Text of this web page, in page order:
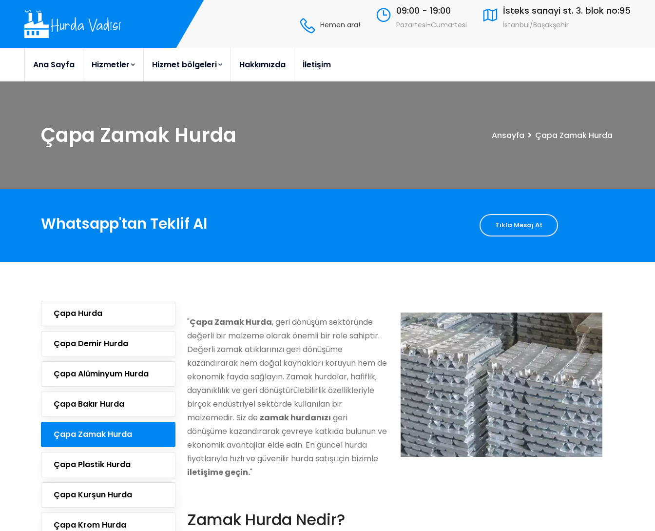
Hemen ara!
09:00 - 19:00
Pazartesi-Cumartesi
İsteks sanayi st. 3. blok no:95
İstanbul/Başakşehir
Ana Sayfa Hizmetler Hizmet bölgeleri Hakkımızda İletişim
Çapa Zamak Hurda Ansayfa Çapa Zamak Hurda
Whatsapp'tan Teklif Al Tıkla Mesaj At
Çapa Hurda
Çapa Demir Hurda
Çapa Alüminyum Hurda
Çapa Bakır Hurda
Çapa Zamak Hurda
Çapa Plastik Hurda
Çapa Kurşun Hurda
Çapa Krom Hurda
"Çapa Zamak Hurda, geri dönüşüm sektöründe
değerli bir malzeme olarak önemli bir role sahiptir.
Değerli zamak atıklarınızı geri dönüşüme
kazandırarak hem doğal kaynakları koruyun hem de
ekonomik fayda sağlayın. Zamak hurdalar, hafiflik,
dayanıklılık ve geri dönüştürülebilirlik özellikleriyle
birçok endüstriyel sektörde kullanılan bir
malzemedir. Siz de zamak hurdanızı geri
dönüşüme kazandırarak çevreye katkıda bulunun ve
ekonomik avantajlar elde edin. En güncel hurda
fiyatlarıyla hızlı ve güvenilir hurda satışı için bizimle
iletişime geçin."
Zamak Hurda Nedir?